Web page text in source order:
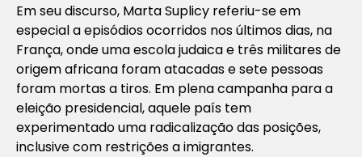
Em seu discurso, Marta Suplicy referiu-se em
especial a episódios ocorridos nos últimos dias, na
França, onde uma escola judaica e três militares de
origem africana foram atacadas e sete pessoas
foram mortas a tiros. Em plena campanha para a
eleição presidencial, aquele país tem
experimentado uma radicalização das posições,
inclusive com restrições a imigrantes.